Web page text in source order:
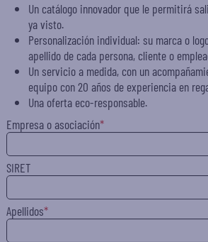
Un catálogo innovador que le permitirá
ya visto.
Personalización individual: su marca o
apellido de cada persona, cliente o
Un servicio a medida, con un
equipo con 20 años de experiencia en
Una oferta eco-responsable.
Empresa o asociación
SIRET
Apellidos